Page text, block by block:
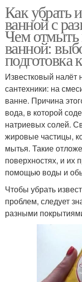
Как убрать
ванной с
Чем отмыть
ванной:
подготовка
Известковый налёт
сантехники: на
ванне. Причина
вода, в которой
натриевых солей.
жировые частицы,
мытья. Такие
поверхностях, и их
помощью воды и
Чтобы убрать
проблем, следует
разными